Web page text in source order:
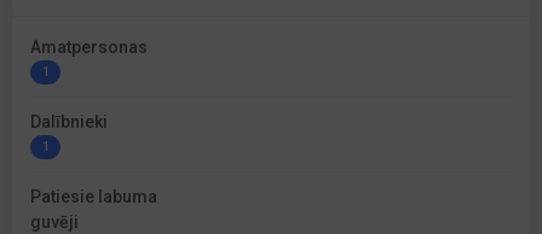
Amatpersonas
1
Dalībnieki
1
Patiesie labuma
guvēji